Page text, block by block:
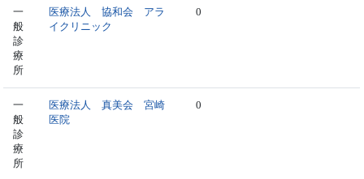
一
般
診
療
所
医療法人 協和会 アラ
イクリニック
0
一
般
診
療
所
医療法人 真美会 宮崎
医院
0